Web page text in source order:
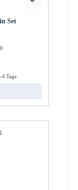
Set
Tage